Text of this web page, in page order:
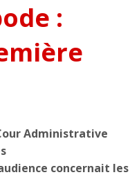
:
Administrative
concernait les